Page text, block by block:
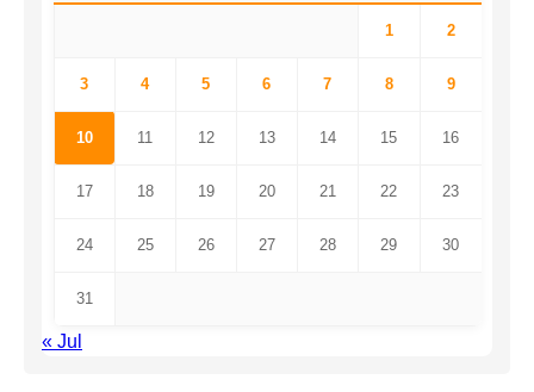
1 2
3 4 5 6 7 8 9
10 11 12 13 14 15 16
17 18 19 20 21 22 23
24 25 26 27 28 29 30
31
« Jul